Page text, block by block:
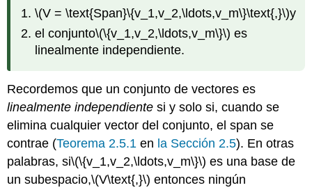
(\mathbb{R}^n
\)
Ejemplo\
(\PageIndex{5}\)
Solución
Computar
una
base
para
un
\(V = \text{Span}\{v_1,v_2,\ldots,v_m\}\text{,}\)y
el conjunto\(\{v_1,v_2,\ldots,v_m\}\) es
linealmente independiente.
Recordemos que un conjunto de vectores es
linealmente independiente si y solo si, cuando se
elimina cualquier vector del conjunto, el span se
contrae (Teorema 2.5.1 en la Sección 2.5). En otras
palabras, si\(\{v_1,v_2,\ldots,v_m\}\) es una base de
un subespacio,\(V\text{,}\) entonces ningún